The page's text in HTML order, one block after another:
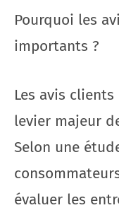
Pourquoi les
importants ?
Les avis
levier majeur
Selon une
évaluer les